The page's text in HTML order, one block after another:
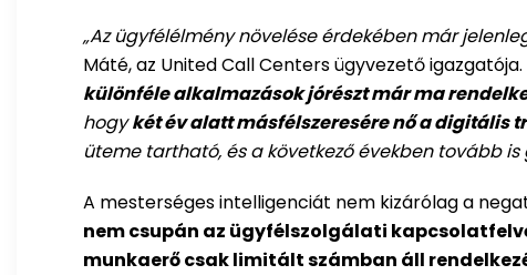
„Az ügyfélélmény növelése érdekében már
Máté, az United Call Centers ügyvezető igazgatója.
különféle alkalmazások jórészt már ma
hogykét év alatt másfélszeresére nő a digitális
üteme tartható, és a következő években tovább is
A mesterséges intelligenciát nem kizárólag a
nem csupán az ügyfélszolgálati
munkaerő csak limitált számban áll